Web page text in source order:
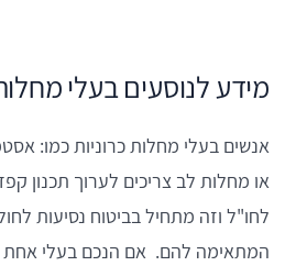
מידע לנוסעים בעלי
אנשים בעלי מחלות כרוניות כמו:
או מחלות לב צריכים לערוך תכנון
לחו"ל וזה מתחיל בביטוח נסיעות
המתאימה להם. אם הנכם בעלי אחת